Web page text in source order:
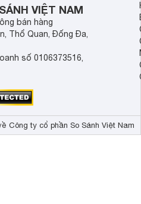
VIỆT NAM
bán hàng
Thổ Quan, Đống Đa,
số 0106373516,
Công ty cổ phần So Sánh Việt Nam